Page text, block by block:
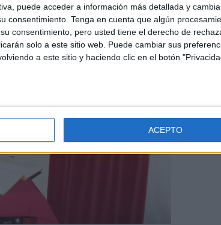
puede acceder a información más detallada y
consentimiento. Tenga en cuenta que algún
consentimiento, pero usted tiene el derecho de
solo a este sitio web. Puede cambiar sus
a este sitio y haciendo clic en el botón
ACEPTO